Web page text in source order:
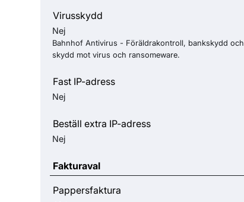
Virusskydd
Nej
Bahnhof Antivirus - Föräldrakontroll, bankskydd och
skydd mot virus och ransomeware.
Fast IP-adress
Nej
Beställ extra IP-adress
Nej
Fakturaval
Pappersfaktura